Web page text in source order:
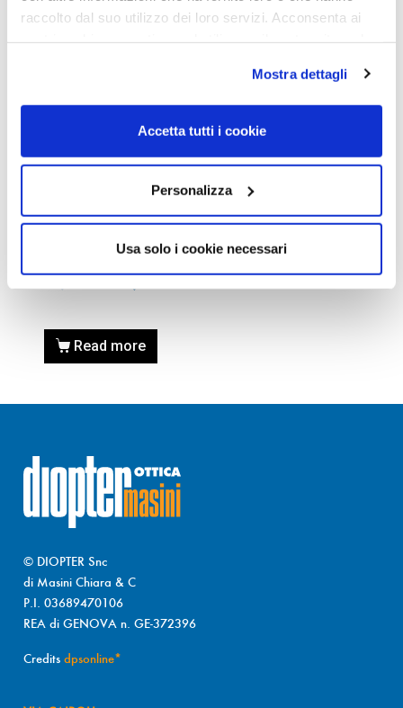
raccolto dal suo utilizzo dei loro servizi. Acconsenta ai
Mostra dettagli
Accetta tutti i cookie
Personalizza
Usa solo i cookie necessari
VO5206 W44 – Calibro 53
119,00€ 78,00€
Read more
© DIOPTER Snc
di Masini Chiara & C
P.I. 03689470106
REA di GENOVA n. GE-372396
Credits dpsonline*